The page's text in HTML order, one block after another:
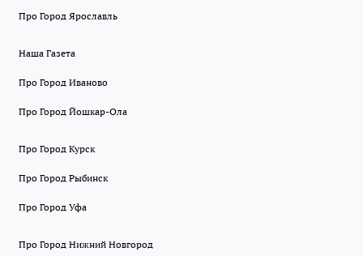
Про Город Ярославль
Наша Газета
Про Город Иваново
Про Город Йошкар-Ола
Про Город Курск
Про Город Рыбинск
Про Город Уфа
Про Город Нижний Новгород